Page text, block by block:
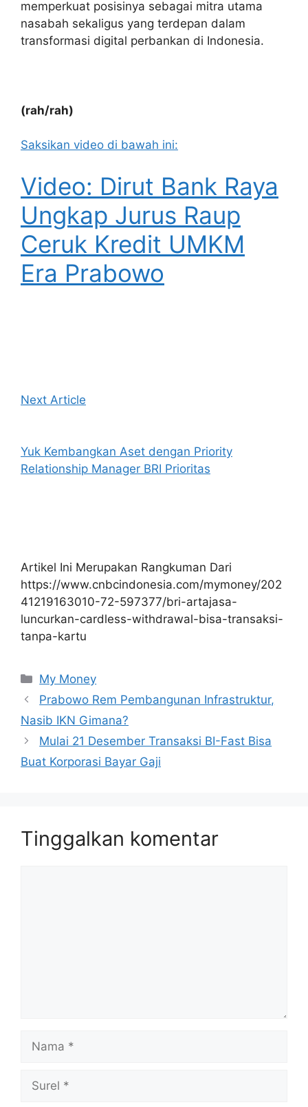
memperkuat posisinya sebagai mitra utama
nasabah sekaligus yang terdepan dalam
transformasi digital perbankan di Indonesia.
(rah/rah)
Saksikan video di bawah ini:
Video: Dirut Bank Raya
Ungkap Jurus Raup
Ceruk Kredit UMKM
Era Prabowo
Next Article
Yuk Kembangkan Aset dengan Priority
Relationship Manager BRI Prioritas
Artikel Ini Merupakan Rangkuman Dari
https://www.cnbcindonesia.com/mymoney/202
41219163010-72-597377/bri-artajasa-
luncurkan-cardless-withdrawal-bisa-transaksi-
tanpa-kartu
Kategori
My Money
Prabowo Rem Pembangunan Infrastruktur,
Nasib IKN Gimana?
Mulai 21 Desember Transaksi BI-Fast Bisa
Buat Korporasi Bayar Gaji
Tinggalkan komentar
Nama
Surel